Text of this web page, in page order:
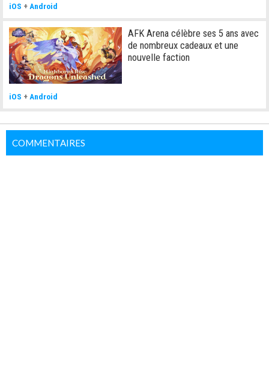
iOS + Android
AFK Arena célèbre ses 5 ans avec
de nombreux cadeaux et une
nouvelle faction
iOS + Android
COMMENTAIRES